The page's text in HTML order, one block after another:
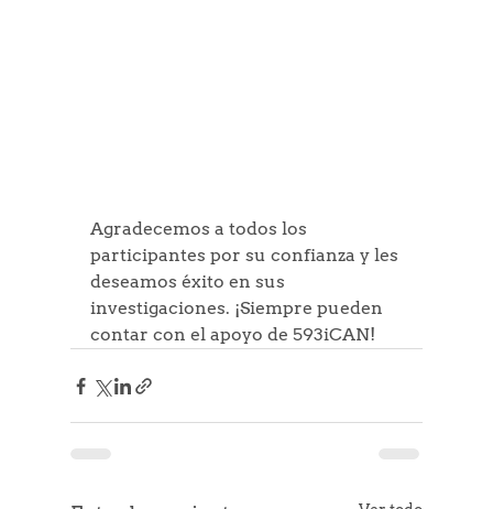
Agradecemos a todos los
participantes por su confianza y les
deseamos éxito en sus
investigaciones. ¡Siempre pueden
contar con el apoyo de 593iCAN!